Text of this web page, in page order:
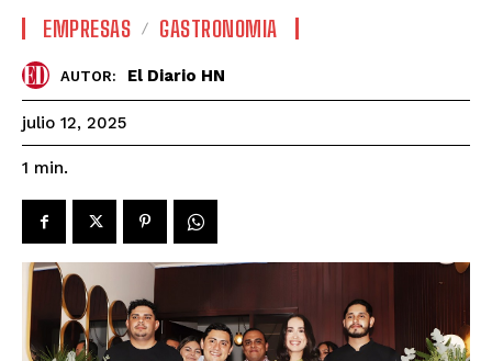
EMPRESAS GASTRONOMIA
AUTOR: El Diario HN
julio 12, 2025
1 min.